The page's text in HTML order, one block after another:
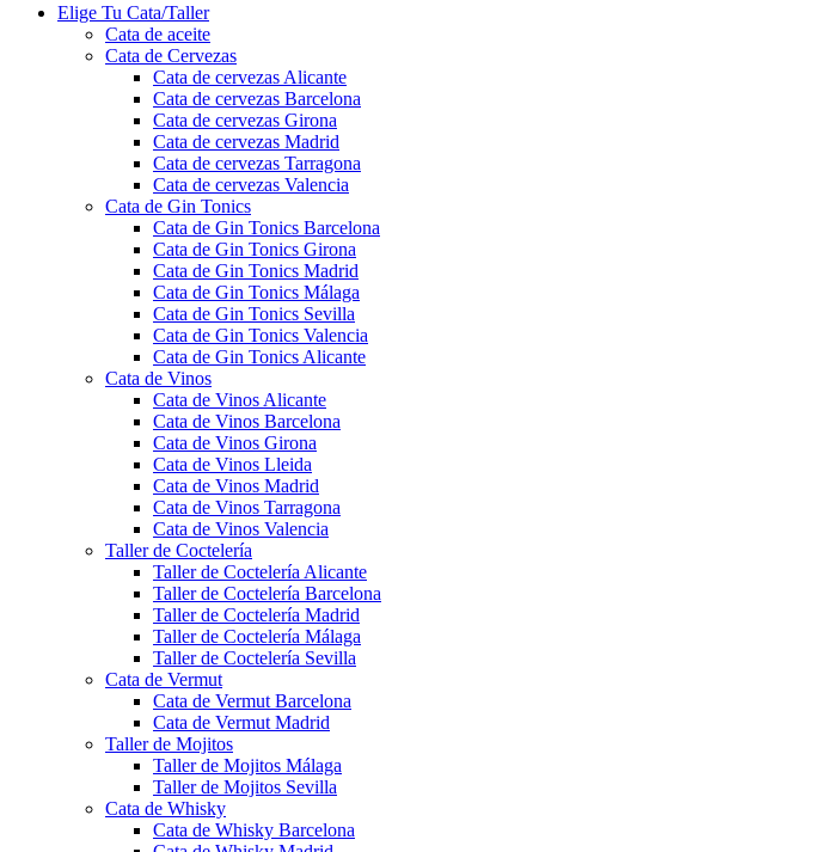
Elige Tu Cata/Taller
Cata de aceite
Cata de Cervezas
Cata de cervezas Alicante
Cata de cervezas Barcelona
Cata de cervezas Girona
Cata de cervezas Madrid
Cata de cervezas Tarragona
Cata de cervezas Valencia
Cata de Gin Tonics
Cata de Gin Tonics Barcelona
Cata de Gin Tonics Girona
Cata de Gin Tonics Madrid
Cata de Gin Tonics Málaga
Cata de Gin Tonics Sevilla
Cata de Gin Tonics Valencia
Cata de Gin Tonics Alicante
Cata de Vinos
Cata de Vinos Alicante
Cata de Vinos Barcelona
Cata de Vinos Girona
Cata de Vinos Lleida
Cata de Vinos Madrid
Cata de Vinos Tarragona
Cata de Vinos Valencia
Taller de Coctelería
Taller de Coctelería Alicante
Taller de Coctelería Barcelona
Taller de Coctelería Madrid
Taller de Coctelería Málaga
Taller de Coctelería Sevilla
Cata de Vermut
Cata de Vermut Barcelona
Cata de Vermut Madrid
Taller de Mojitos
Taller de Mojitos Málaga
Taller de Mojitos Sevilla
Cata de Whisky
Cata de Whisky Barcelona